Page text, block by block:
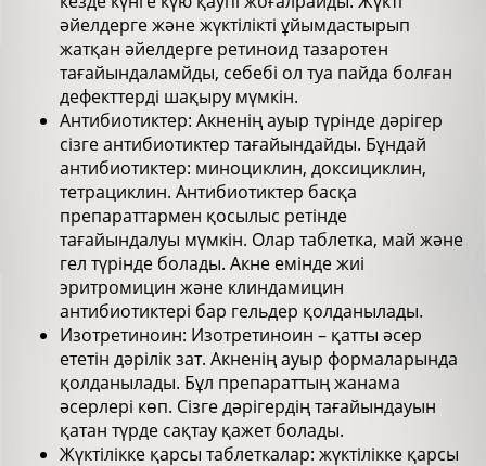
әйелдерге және жүктілікті ұйымдастырып
жатқан әйелдерге ретиноид тазаротен
тағайындаламйды, себебі ол туа пайда болған
дефекттерді шақыру мүмкін.
Антибиотиктер: Акненің ауыр түрінде дәрігер
сізге антибиотиктер тағайындайды. Бұндай
антибиотиктер: миноциклин, доксициклин,
тетрациклин. Антибиотиктер басқа
препараттармен қосылыс ретінде
тағайындалуы мүмкін. Олар таблетка, май және
гел түрінде болады. Акне емінде жиі
эритромицин және клиндамицин
антибиотиктері бар гельдер қолданылады.
Изотретиноин: Изотретиноин – қатты әсер
ететін дәрілік зат. Акненің ауыр формаларында
қолданылады. Бұл препараттың жанама
әсерлері көп. Сізге дәрігердің тағайындауын
қатан түрде сақтау қажет болады.
Жүктілікке қарсы таблеткалар: жүктілікке қарсы